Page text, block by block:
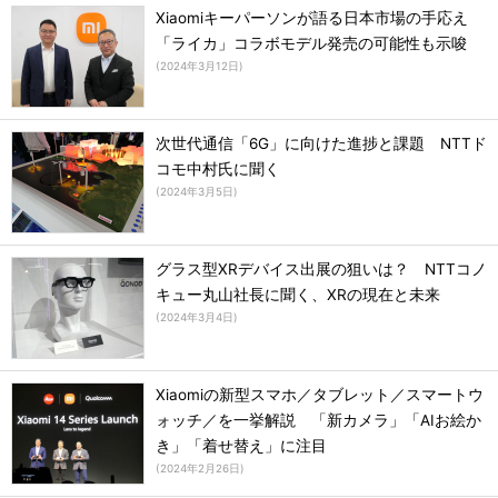
Xiaomiキーパーソンが語る日本市場の手応え
「ライカ」コラボモデル発売の可能性も示唆
(2024年3月12日)
次世代通信「6G」に向けた進捗と課題 NTTド
コモ中村氏に聞く
(2024年3月5日)
グラス型XRデバイス出展の狙いは？ NTTコノ
キュー丸山社長に聞く、XRの現在と未来
(2024年3月4日)
Xiaomiの新型スマホ／タブレット／スマートウ
ォッチ／を一挙解説 「新カメラ」「AIお絵か
き」「着せ替え」に注目
(2024年2月26日)